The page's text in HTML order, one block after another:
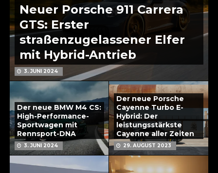
Neuer Porsche 911 Carrera
GTS: Erster
straßenzugelassener Elfer
mit Hybrid-Antrieb
3. JUNI 2024
Der neue BMW M4 CS:
High-Performance-
Sportwagen mit
Rennsport-DNA
3. JUNI 2024
Der neue Porsche
Cayenne Turbo E-
Hybrid: Der
leistungsstärkste
Cayenne aller Zeiten
29. AUGUST 2023